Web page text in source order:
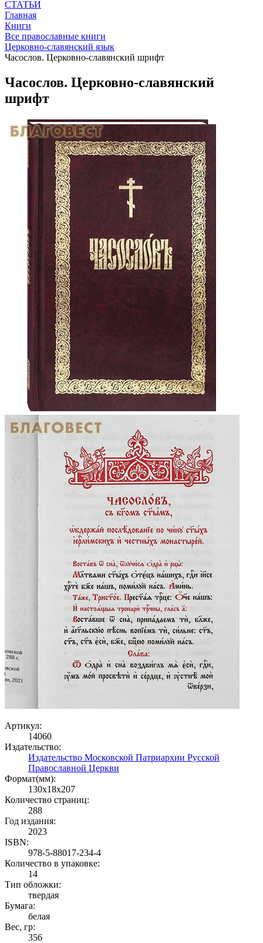
СТАТЬИ
Главная
Книги
Все православные книги
Церковно-славянский язык
Часослов. Церковно-славянский шрифт
Часослов. Церковно-славянский
шрифт
Артикул:
14060
Издательство:
Издательство Московской Патриархии Русской
Православной Церкви
Формат(мм):
130x18x207
Количество страниц:
288
Год издания:
2023
ISBN:
978-5-88017-234-4
Количество в упаковке:
14
Тип обложки:
твердая
Бумага:
белая
Вес, гр:
356